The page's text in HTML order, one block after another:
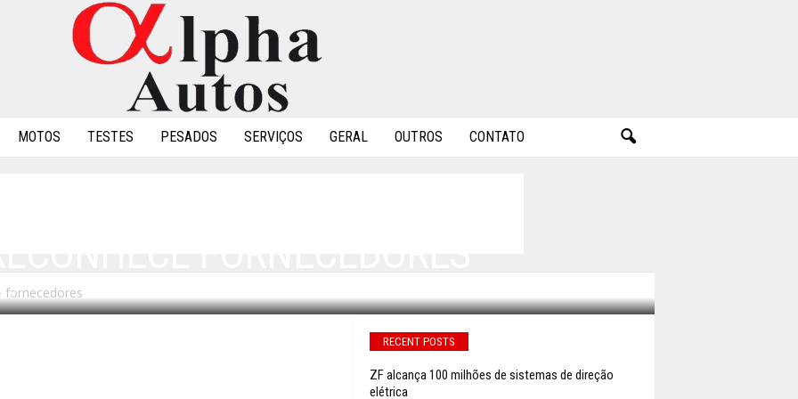
MOTOS TESTES PESADOS SERVIÇOS GERAL OUTROS CONTATO
fornecedores
0
RECENT POSTS
ZF alcança 100 milhões de sistemas de direção
elétrica